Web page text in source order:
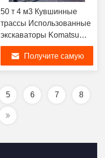
50 т 4 м3 Кувшинные
трассы Использованные
экскаваторы Komatsu
Тяжелое использование
оборудования для
копания PC500
Получите самую
5 6 7 8